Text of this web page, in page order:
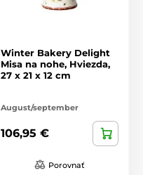
Winter Bakery Delight
Misa na nohe, Hviezda,
27 x 21 x 12 cm
August/september
106,95 €
Porovnať